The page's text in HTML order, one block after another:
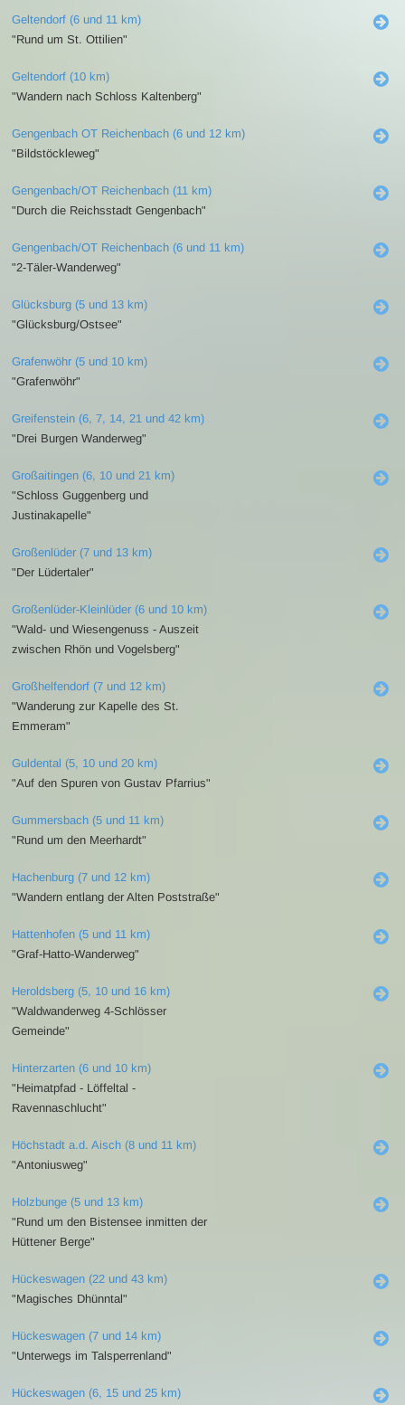
Geltendorf (6 und 11 km)
"Rund um St. Ottilien"
Geltendorf (10 km)
"Wandern nach Schloss Kaltenberg"
Gengenbach OT Reichenbach (6 und 12 km)
"Bildstöckleweg"
Gengenbach/OT Reichenbach (11 km)
"Durch die Reichsstadt Gengenbach"
Gengenbach/OT Reichenbach (6 und 11 km)
"2-Täler-Wanderweg"
Glücksburg (5 und 13 km)
"Glücksburg/Ostsee"
Grafenwöhr (5 und 10 km)
"Grafenwöhr"
Greifenstein (6, 7, 14, 21 und 42 km)
"Drei Burgen Wanderweg"
Großaitingen (6, 10 und 21 km)
"Schloss Guggenberg und
Justinakapelle"
Großenlüder (7 und 13 km)
"Der Lüdertaler"
Großenlüder-Kleinlüder (6 und 10 km)
"Wald- und Wiesengenuss - Auszeit
zwischen Rhön und Vogelsberg"
Großhelfendorf (7 und 12 km)
"Wanderung zur Kapelle des St.
Emmeram"
Guldental (5, 10 und 20 km)
"Auf den Spuren von Gustav Pfarrius"
Gummersbach (5 und 11 km)
"Rund um den Meerhardt"
Hachenburg (7 und 12 km)
"Wandern entlang der Alten Poststraße"
Hattenhofen (5 und 11 km)
"Graf-Hatto-Wanderweg"
Heroldsberg (5, 10 und 16 km)
"Waldwanderweg 4-Schlösser
Gemeinde"
Hinterzarten (6 und 10 km)
"Heimatpfad - Löffeltal -
Ravennaschlucht"
Höchstadt a.d. Aisch (8 und 11 km)
"Antoniusweg"
Holzbunge (5 und 13 km)
"Rund um den Bistensee inmitten der
Hüttener Berge"
Hückeswagen (22 und 43 km)
"Magisches Dhünntal"
Hückeswagen (7 und 14 km)
"Unterwegs im Talsperrenland"
Hückeswagen (6, 15 und 25 km)